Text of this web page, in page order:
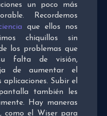
un poco más
Recordemos
que ellos nos
chiquillos sin
los problemas que
falta de visión,
de aumentar el
Subir el
también les
Hay maneras
como el Wiser para